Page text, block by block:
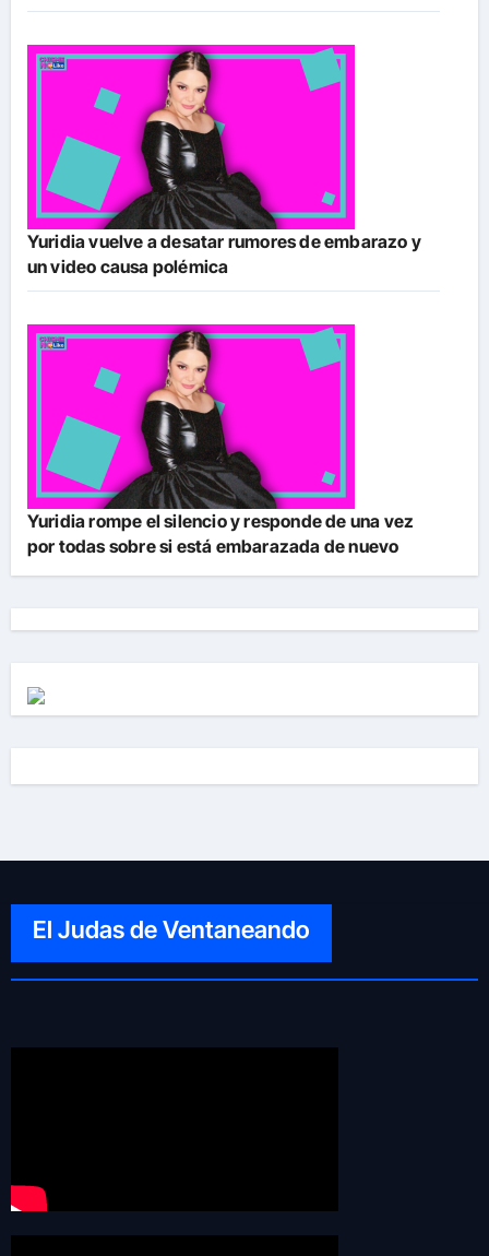
Yuridia vuelve a desatar rumores de embarazo y
un video causa polémica
Yuridia rompe el silencio y responde de una vez
por todas sobre si está embarazada de nuevo
El Judas de Ventaneando